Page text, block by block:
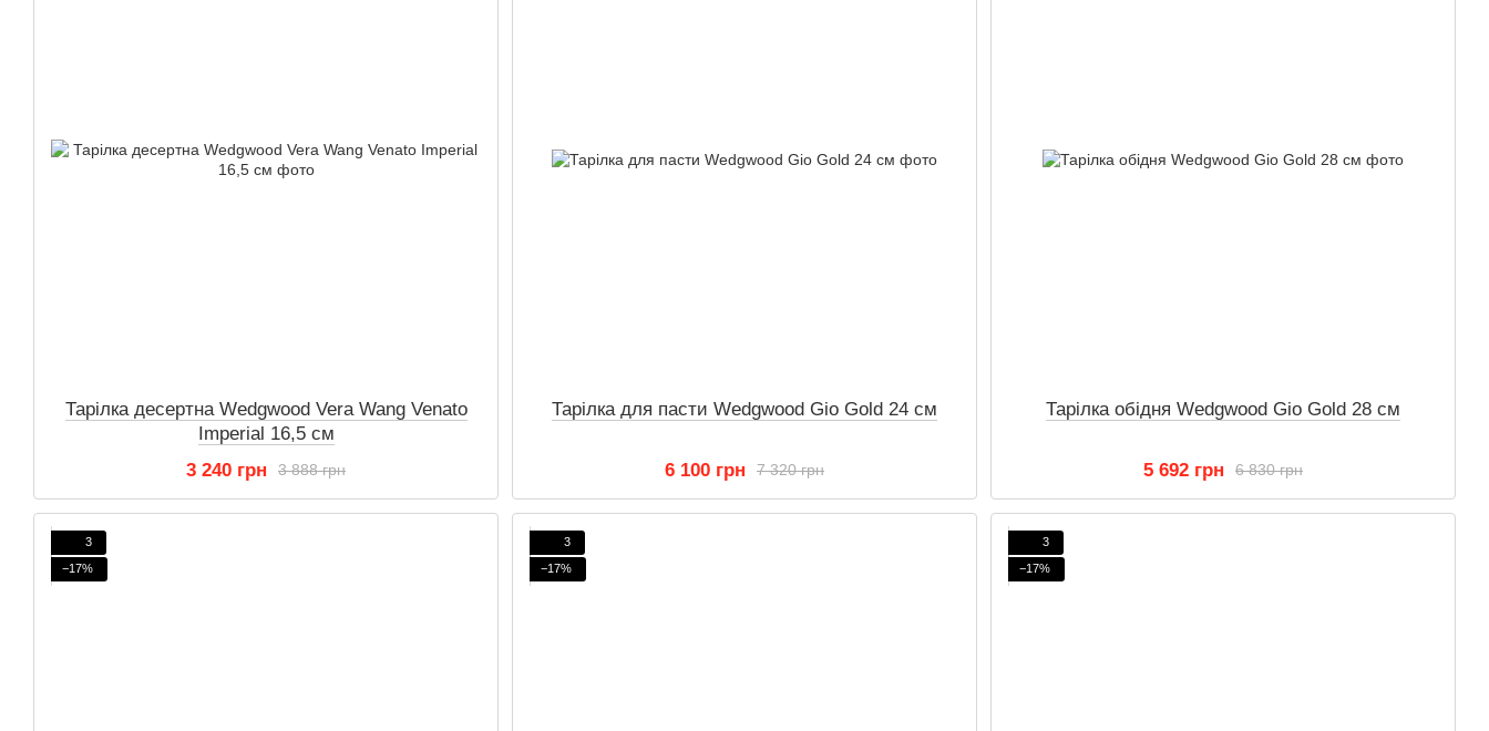
Тарілка десертна Wedgwood Vera Wang Venato
Imperial 16,5 см
3 888 грн
3 240 грн
Тарілка для пасти Wedgwood Gio Gold 24 см
7 320 грн
6 100 грн
Тарілка обідня Wedgwood Gio Gold 28 см
6 830 грн
5 692 грн
3
−17%
3
−17%
3
−17%